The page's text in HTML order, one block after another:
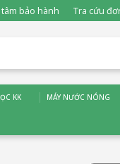
bảo hành Tra cứu
KK MÁY NƯỚC NÓNG